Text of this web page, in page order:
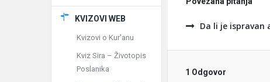
Da li je ispravan
1 Odgovor
KVIZOVI WEB
Kvizovi o Kur'anu
Kviz Sira – Životopis
Poslanika